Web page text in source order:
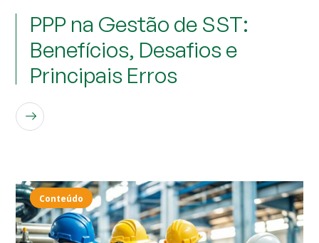
PPP na Gestão de SST:
Benefícios, Desafios e
Principais Erros
Conteúdo